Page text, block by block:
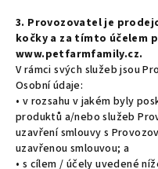
3. Provozovatel je
kočky a za tímto účelem
www.petfarmfamily.cz.
V rámci svých služeb jsou
Osobní údaje:
• v rozsahu v jakém byly
produktů a/nebo služeb
uzavření smlouvy s
uzavřenou smlouvou; a
• s cílem / účely uvedené